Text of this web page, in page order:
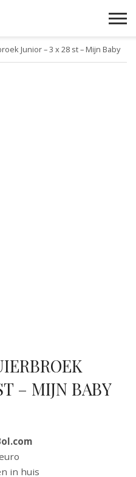
Junior – 3 x 28 st – Mijn Baby
– MIJN BABY
in huis